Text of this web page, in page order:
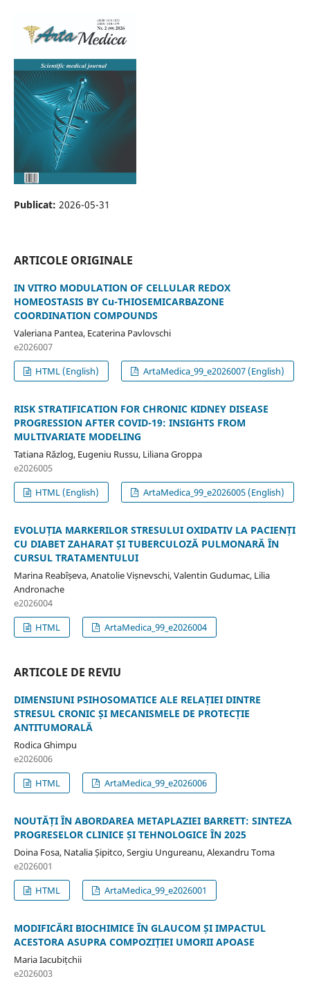
Publicat: 2026-05-31
ARTICOLE ORIGINALE
IN VITRO MODULATION OF CELLULAR REDOX
HOMEOSTASIS BY Cu-THIOSEMICARBAZONE
COORDINATION COMPOUNDS
Valeriana Pantea, Ecaterina Pavlovschi
e2026007
HTML (English)
ArtaMedica_99_e2026007 (English)
RISK STRATIFICATION FOR CHRONIC KIDNEY DISEASE
PROGRESSION AFTER COVID-19: INSIGHTS FROM
MULTIVARIATE MODELING
Tatiana Răzlog, Eugeniu Russu, Liliana Groppa
e2026005
HTML (English)
ArtaMedica_99_e2026005 (English)
EVOLUȚIA MARKERILOR STRESULUI OXIDATIV LA PACIENȚI
CU DIABET ZAHARAT ȘI TUBERCULOZĂ PULMONARĂ ÎN
CURSUL TRATAMENTULUI
Marina Reabîșeva, Anatolie Vișnevschi, Valentin Gudumac, Lilia
Andronache
e2026004
HTML
ArtaMedica_99_e2026004
ARTICOLE DE REVIU
DIMENSIUNI PSIHOSOMATICE ALE RELAȚIEI DINTRE
STRESUL CRONIC ȘI MECANISMELE DE PROTECȚIE
ANTITUMORALĂ
Rodica Ghimpu
e2026006
HTML
ArtaMedica_99_e2026006
NOUTĂȚI ÎN ABORDAREA METAPLAZIEI BARRETT: SINTEZA
PROGRESELOR CLINICE ȘI TEHNOLOGICE ÎN 2025
Doina Fosa, Natalia Șipitco, Sergiu Ungureanu, Alexandru Toma
e2026001
HTML
ArtaMedica_99_e2026001
MODIFICĂRI BIOCHIMICE ÎN GLAUCOM ȘI IMPACTUL
ACESTORA ASUPRA COMPOZIȚIEI UMORII APOASE
Maria Iacubițchii
e2026003